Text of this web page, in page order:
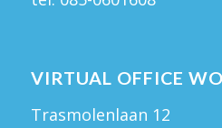
VIRTUAL OFFICE
Trasmolenlaan 12